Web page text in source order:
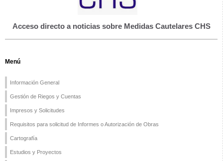
Acceso directo a noticias sobre Medidas Cautelares CHS
Menú
Información General
Gestión de Riegos y Cuentas
Impresos y Solicitudes
Requisitos para solicitud de Informes o Autorización de Obras
Cartografía
Estudios y Proyectos